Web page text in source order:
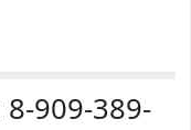
8-909-389-